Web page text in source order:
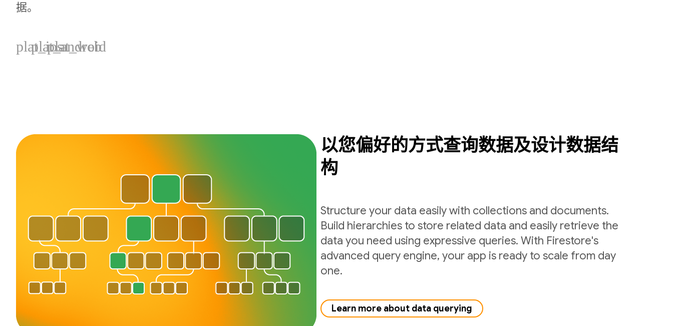
据。
plat_ios
plat_android
plat_web
以您偏好的方式查询数据及设计数据结
构
Structure your data easily with collections and documents.
Build hierarchies to store related data and easily retrieve the
data you need using expressive queries. With Firestore's
advanced query engine, your app is ready to scale from day
one.
Learn more about data querying